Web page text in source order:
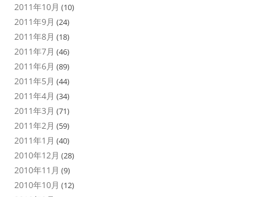
2011年10月 (10)
2011年9月 (24)
2011年8月 (18)
2011年7月 (46)
2011年6月 (89)
2011年5月 (44)
2011年4月 (34)
2011年3月 (71)
2011年2月 (59)
2011年1月 (40)
2010年12月 (28)
2010年11月 (9)
2010年10月 (12)